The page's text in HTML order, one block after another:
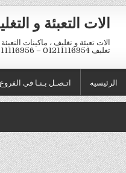
الات التعبئة و
الات تعبئة و تغليف ، ماكينات
تغليف 01211116954 – 01211116956 – 01211116958
اتـصـل بـنـا في الرئيسيه